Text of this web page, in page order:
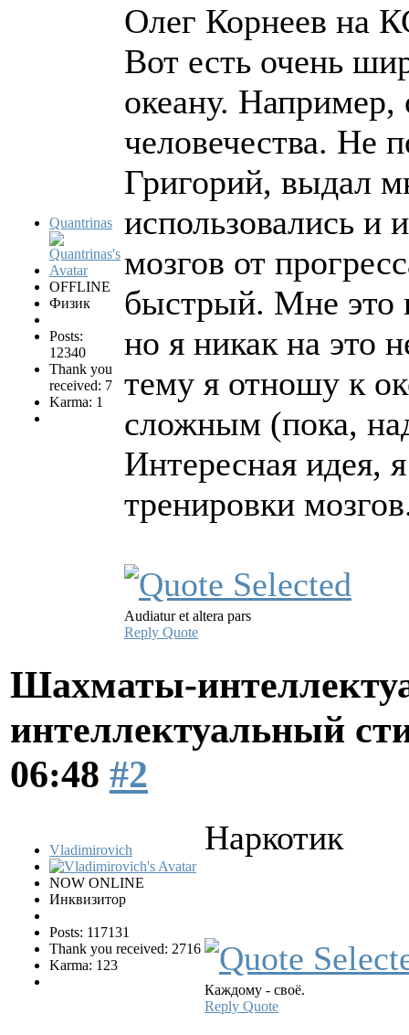
Quantrinas
OFFLINE
Физик
Posts:
12340
Thank you
received: 7
Karma: 1
Олег Корнеев на
Вот есть очень
океану. Например,
человечества. Не
Григорий, выдал
использовались и
мозгов от
быстрый. Мне это
но я никак на это
тему я отношу к
сложным (пока,
Интересная идея,
тренировки
Audiatur et altera pars
Reply Quote
Шахматы-
интеллектуальный
06:48 #2
Vladimirovich
NOW ONLINE
Инквизитор
Posts: 117131
Thank you received: 2716
Karma: 123
Наркотик
Каждому - своё.
Reply Quote